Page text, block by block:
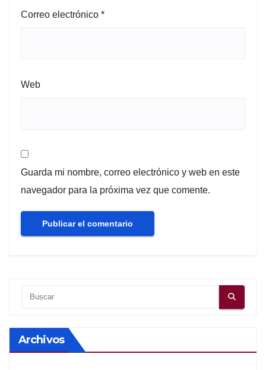
Correo electrónico *
Web
Guarda mi nombre, correo electrónico y web en este
navegador para la próxima vez que comente.
Archivos